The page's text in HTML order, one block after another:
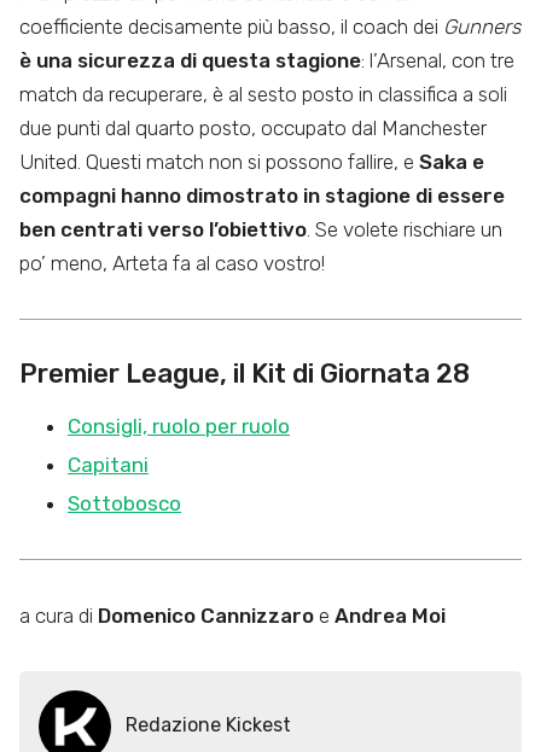
coefficiente decisamente più basso, il coach dei Gunners
è una sicurezza di questa stagione: l’Arsenal, con tre
match da recuperare, è al sesto posto in classifica a soli
due punti dal quarto posto, occupato dal Manchester
United. Questi match non si possono fallire, e Saka e
compagni hanno dimostrato in stagione di essere
ben centrati verso l’obiettivo . Se volete rischiare un
po’ meno, Arteta fa al caso vostro!
Premier League, il Kit di Giornata 28
Consigli, ruolo per ruolo
Capitani
Sottobosco
a cura di Domenico Cannizzaro e Andrea Moi
Redazione Kickest